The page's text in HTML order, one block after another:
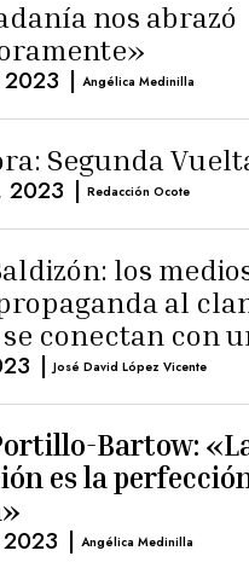
nos abrazó
2023 | Angélica Medinilla
Segunda
2023 | Redacción Ocote
los
al
conectan con
confianza de
| José David López Vicente
Bartow:
es la
| Angélica Medinilla